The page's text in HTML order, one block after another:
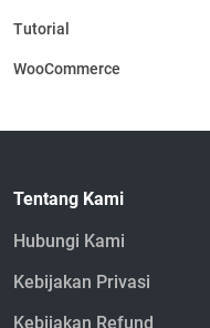
Tutorial
WooCommerce
Tentang Kami
Hubungi Kami
Kebijakan Privasi
Kebijakan Refund